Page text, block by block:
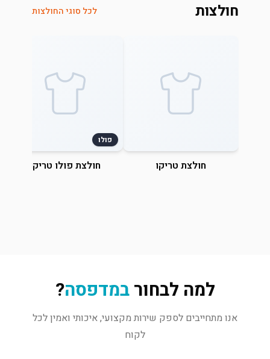
חולצות לכל סוגי החולצות
חולצת טריקו
פולו
חולצת פולו טריקו
למה לבחורבמדפסה?
אנו מתחייבים לספק שירות מקצועי, איכותי ואמין לכל
לקוח